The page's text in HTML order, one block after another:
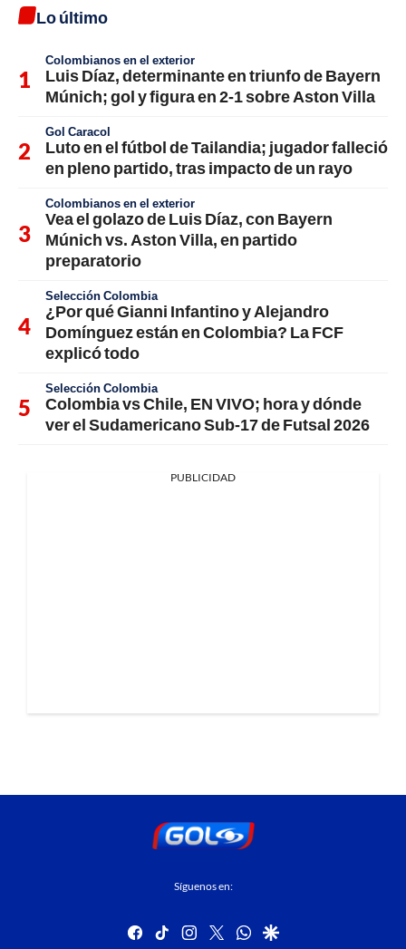
Lo último
Colombianos en el exterior
Luis Díaz, determinante en triunfo de Bayern
Múnich; gol y figura en 2-1 sobre Aston Villa
Gol Caracol
Luto en el fútbol de Tailandia; jugador falleció
en pleno partido, tras impacto de un rayo
Colombianos en el exterior
Vea el golazo de Luis Díaz, con Bayern
Múnich vs. Aston Villa, en partido
preparatorio
Selección Colombia
¿Por qué Gianni Infantino y Alejandro
Domínguez están en Colombia? La FCF
explicó todo
Selección Colombia
Colombia vs Chile, EN VIVO; hora y dónde
ver el Sudamericano Sub-17 de Futsal 2026
PUBLICIDAD
Síguenos en:
facebook
tiktok instagram
twitterwhatsapp
google